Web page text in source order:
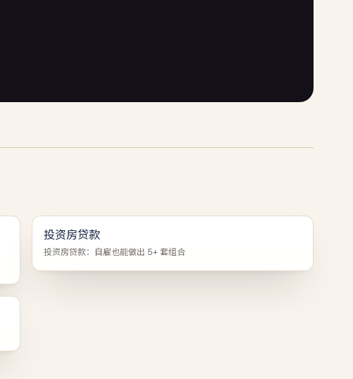
投资房贷款
投资房贷款：自雇也能做出 5+ 套组合